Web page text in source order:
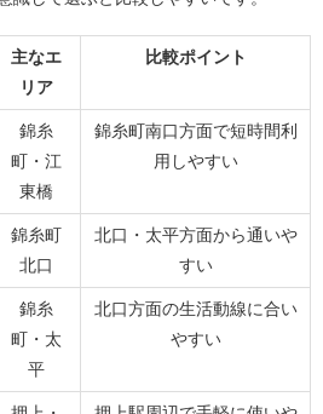
主なエ
リア
比較ポイント
錦糸
町・江
東橋
錦糸町南口方面で短時間利
用しやすい
錦糸町
北口
北口・太平方面から通いや
すい
錦糸
町・太
平
北口方面の生活動線に合い
やすい